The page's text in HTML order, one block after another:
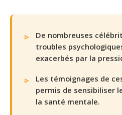
De nombreuses
troubles
exacerbés par la
Les témoignages de
permis de sensibiliser
la santé mentale.